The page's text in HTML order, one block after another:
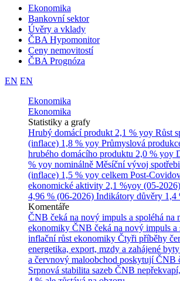
Ekonomika
Bankovní sektor
Úvěry a vklady
ČBA Hypomonitor
Ceny nemovitostí
ČBA Prognóza
EN EN
Ekonomika
Ekonomika
Statistiky a grafy
Hrubý domácí produkt 2,1 % yoy Růst
(inflace) 1,8 % yoy Průmyslová
hrubého domácího produktu 2,0 % yoy
% yoy nominálně Měsíční vývoj
(inflace) 1,5 % yoy celkem Post-
ekonomické aktivity 2,1 %yoy (05-2026)
4,96 % (06-2026) Indikátory důvěry 1,4
Komentáře
ČNB čeká na nový impuls a spoléhá na
ekonomiky ČNB čeká na nový impuls a
inflační růst ekonomiky Čtyři příběhy
energetika, export, mzdy a zahájené byty
a červnový maloobchod poskytují ČNB
Srpnová stabilita sazeb ČNB